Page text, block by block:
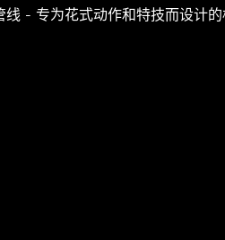
线 - 专为花式动作和特技而设计